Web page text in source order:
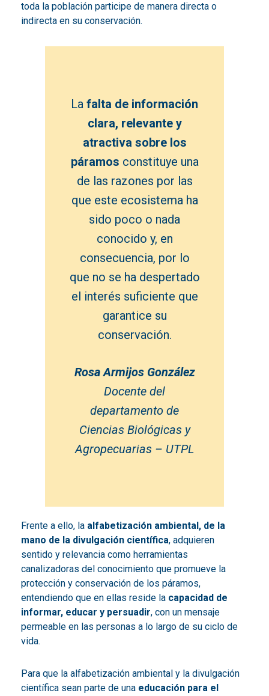
toda la población participe de manera directa o
indirecta en su conservación.
La falta de información
clara, relevante y
atractiva sobre los
páramos constituye una
de las razones por las
que este ecosistema ha
sido poco o nada
conocido y, en
consecuencia, por lo
que no se ha despertado
el interés suficiente que
garantice su
conservación.
Rosa Armijos González
Docente del
departamento de
Ciencias Biológicas y
Agropecuarias – UTPL
Frente a ello, la alfabetización ambiental, de la
mano de la divulgación científica, adquieren
sentido y relevancia como herramientas
canalizadoras del conocimiento que promueve la
protección y conservación de los páramos,
entendiendo que en ellas reside la capacidad de
informar, educar y persuadir, con un mensaje
permeable en las personas a lo largo de su ciclo de
vida.
Para que la alfabetización ambiental y la divulgación
científica sean parte de una educación para el